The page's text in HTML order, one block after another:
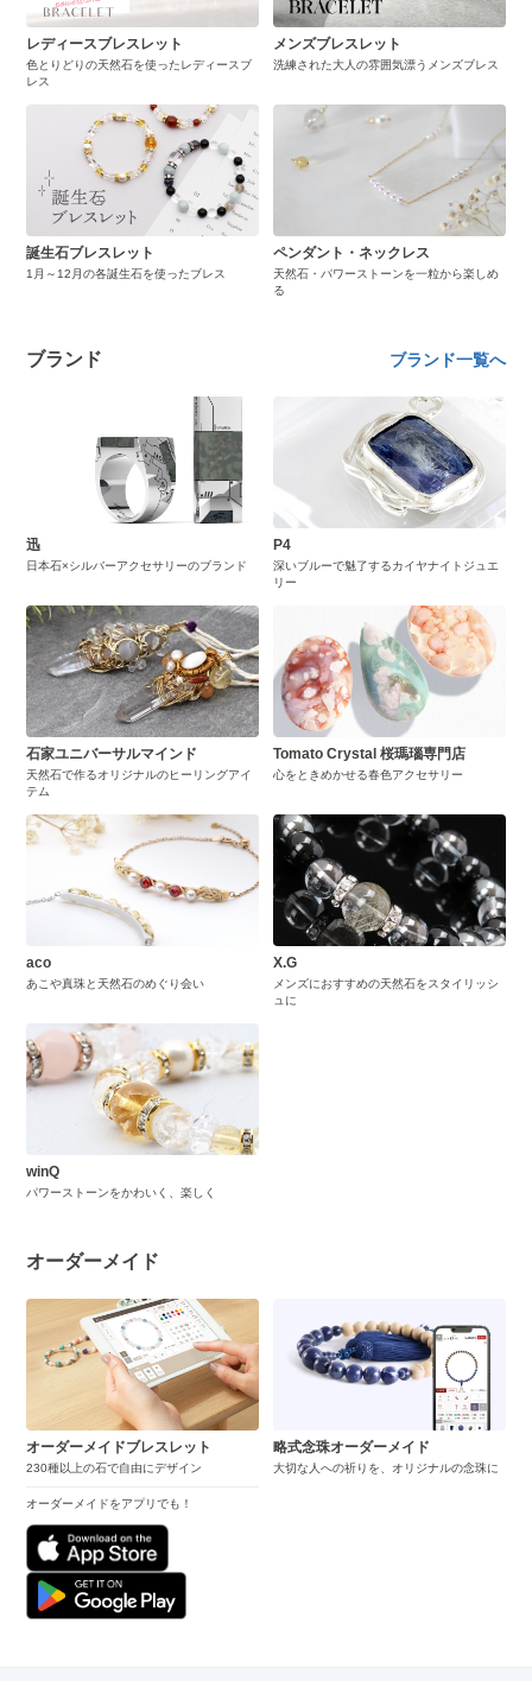
レディースブレスレット
色とりどりの天然石を使ったレディースブ
レス
メンズブレスレット
洗練された大人の雰囲気漂うメンズブレス
誕生石ブレスレット
1月～12月の各誕生石を使ったブレス
ペンダント・ネックレス
天然石・パワーストーンを一粒から楽しめ
る
ブランド ブランド一覧へ
迅
日本石×シルバーアクセサリーのブランド
P4
深いブルーで魅了するカイヤナイトジュエ
リー
石家ユニバーサルマインド
天然石で作るオリジナルのヒーリングアイ
テム
Tomato Crystal 桜瑪瑙専門店
心をときめかせる春色アクセサリー
aco
あこや真珠と天然石のめぐり会い
X.G
メンズにおすすめの天然石をスタイリッシ
ュに
winQ
パワーストーンをかわいく、楽しく
オーダーメイド
オーダーメイドブレスレット
230種以上の石で自由にデザイン
オーダーメイドをアプリでも！
略式念珠オーダーメイド
大切な人への祈りを、オリジナルの念珠に